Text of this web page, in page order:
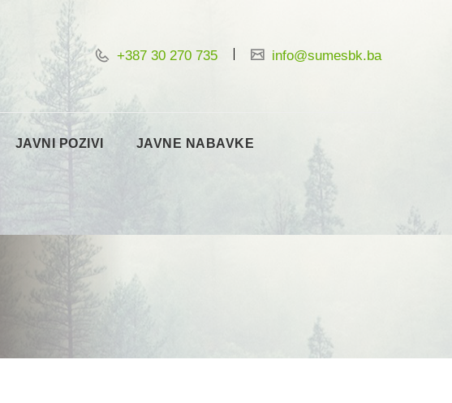
+387 30 270 735 info@sumesbk.ba
JAVNI POZIVI JAVNE NABAVKE